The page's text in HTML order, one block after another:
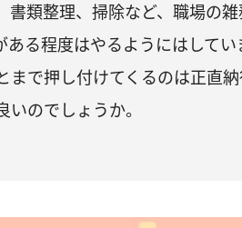
書類整理、掃除など、職場の
る程度はやるようにはして
で押し付けてくるのは正直納
のでしょうか。